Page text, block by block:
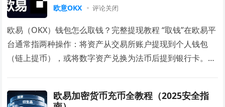
欧意OKX 评论关闭
欧易（OKX）钱包怎么取钱？完整提现教程 “取钱”在欧易平
台通常指两种操作：将资产从交易所账户提现到个人钱包
（链上提币），或将数字资产兑换为法币后提到银行卡。本
欧易加密货币充币全教程（2025安全指